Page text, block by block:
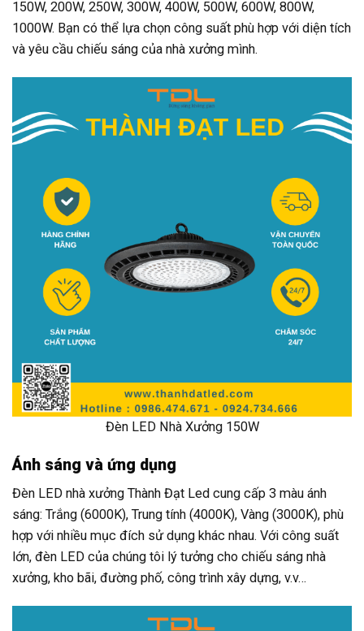
150W, 200W, 250W, 300W, 400W, 500W, 600W, 800W,
1000W. Bạn có thể lựa chọn công suất phù hợp với diện tích
và yêu cầu chiếu sáng của nhà xưởng mình.
Đèn LED Nhà Xưởng 150W
Ánh sáng và ứng dụng
Đèn LED nhà xưởng Thành Đạt Led cung cấp 3 màu ánh
sáng: Trắng (6000K), Trung tính (4000K), Vàng (3000K), phù
hợp với nhiều mục đích sử dụng khác nhau. Với công suất
lớn, đèn LED của chúng tôi lý tưởng cho chiếu sáng nhà
xưởng, kho bãi, đường phố, công trình xây dựng, v.v…